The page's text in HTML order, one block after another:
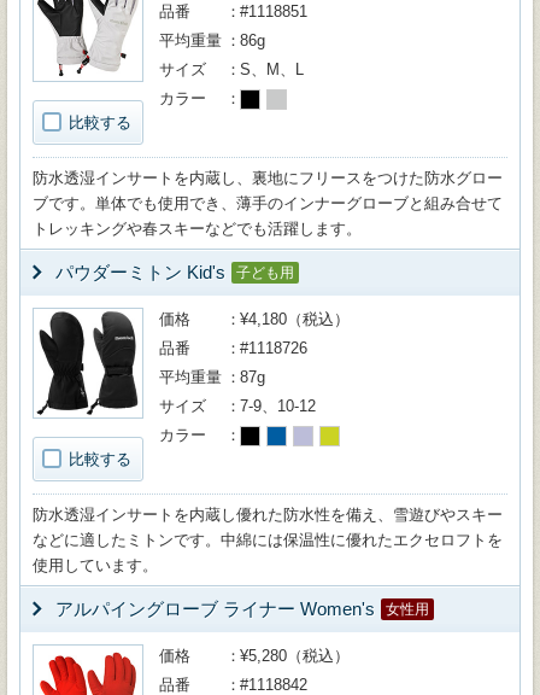
比較する
品番
#1118851
平均重量
86g
サイズ
S、M、L
カラー
防水透湿インサートを内蔵し、裏地にフリースをつけた防水グロー
ブです。単体でも使用でき、薄手のインナーグローブと組み合せて
トレッキングや春スキーなどでも活躍します。
パウダーミトン Kid's 子ども用
比較する
価格
¥4,180（税込）
品番
#1118726
平均重量
87g
サイズ
7-9、10-12
カラー
防水透湿インサートを内蔵し優れた防水性を備え、雪遊びやスキー
などに適したミトンです。中綿には保温性に優れたエクセロフトを
使用しています。
アルパイングローブ ライナー Women's 女性用
価格
¥5,280（税込）
品番
#1118842